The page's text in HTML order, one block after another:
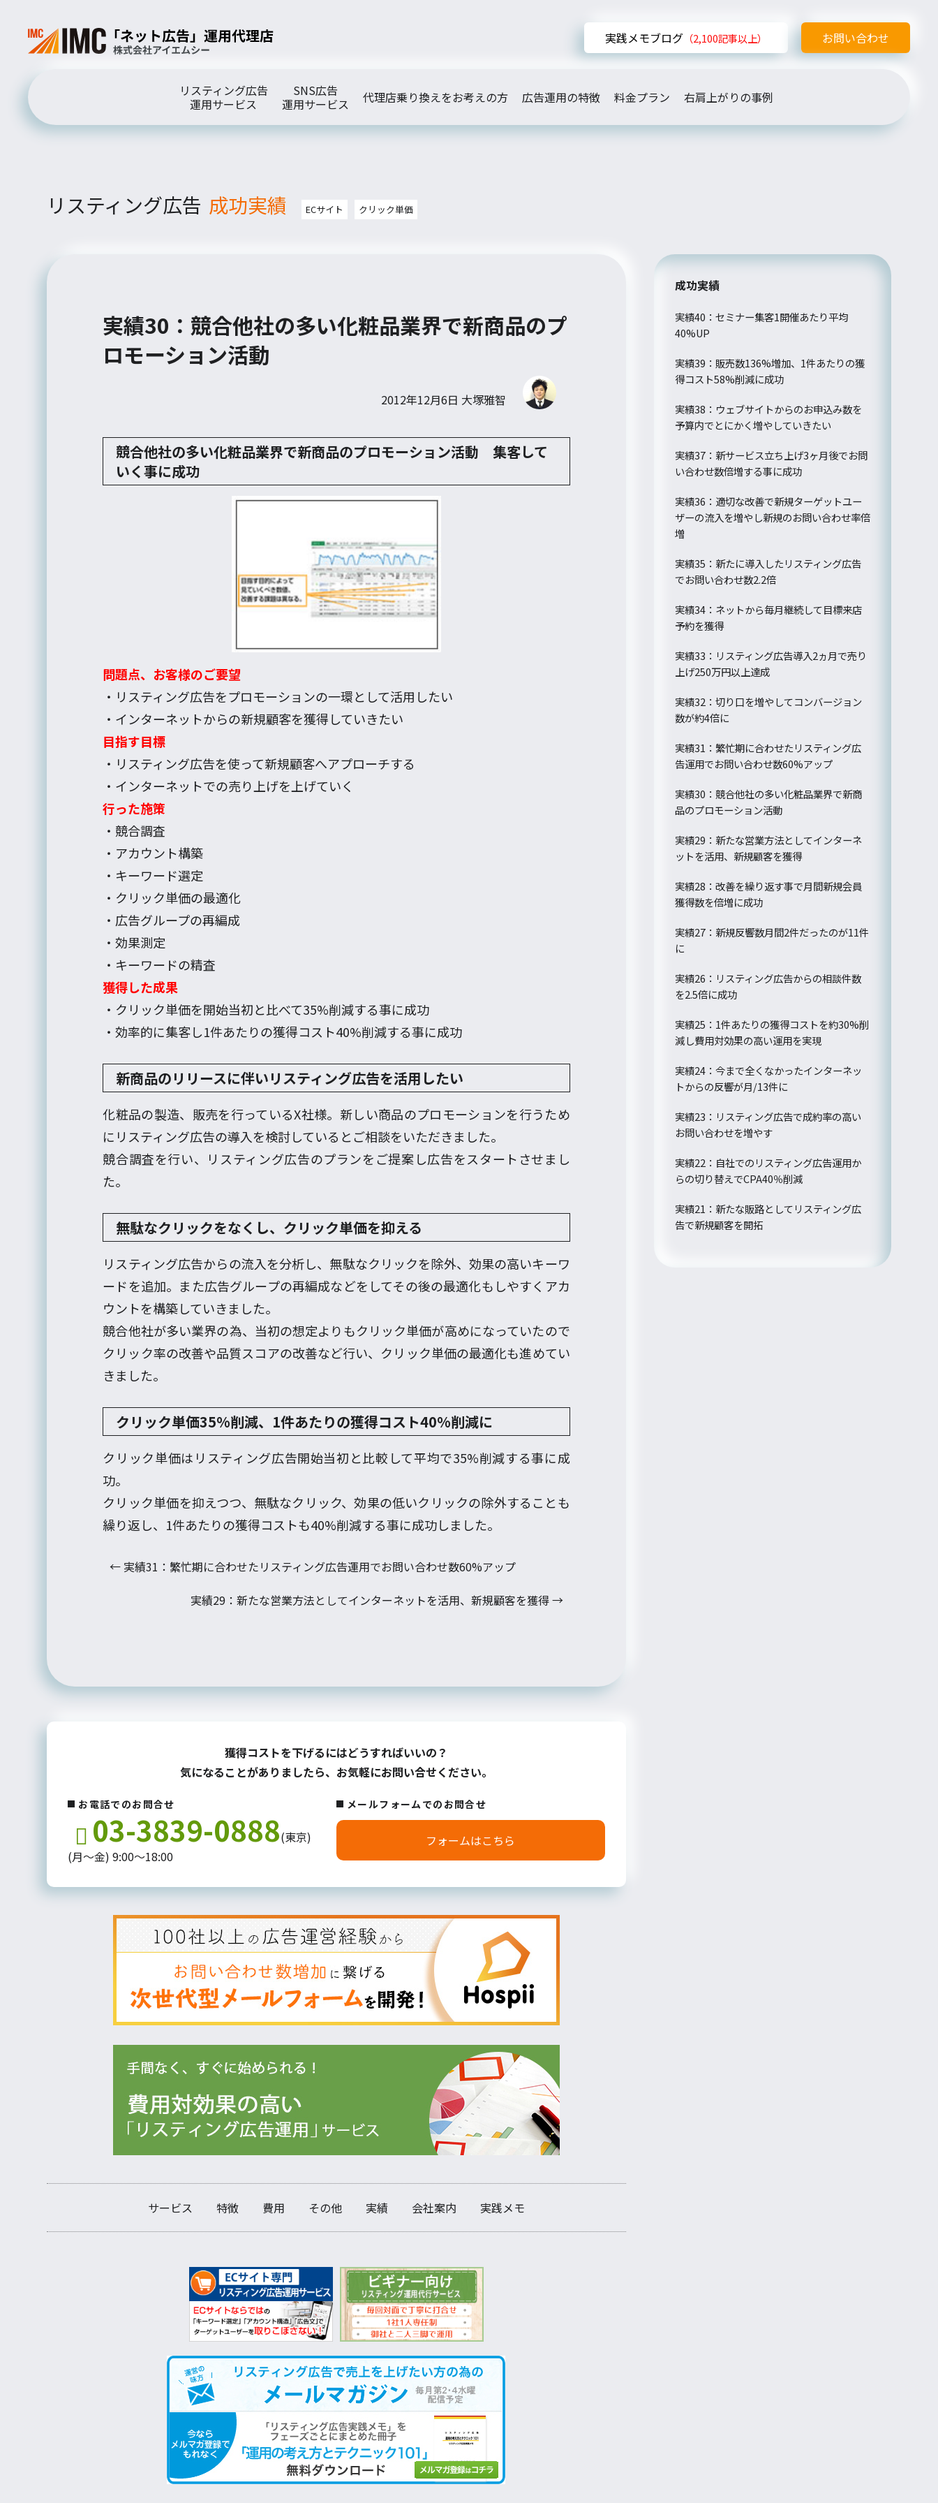
実践メモブログ（2,100記事以上） お問い合わせ
リスティング広告
運用サービス
SNS広告
運用サービス
代理店乗り換えをお考えの方 広告運用の特徴 料金プラン 右肩上がりの事例
リスティング広告 成功実績 ECサイト クリック単価
実績30：競合他社の多い化粧品業界で新商品のプ
ロモーション活動
2012年12月6日 大塚雅智
競合他社の多い化粧品業界で新商品のプロモーション活動 集客して
いく事に成功
問題点、お客様のご要望
・リスティング広告をプロモーションの一環として活用したい
・インターネットからの新規顧客を獲得していきたい
目指す目標
・リスティング広告を使って新規顧客へアプローチする
・インターネットでの売り上げを上げていく
行った施策
・競合調査
・アカウント構築
・キーワード選定
・クリック単価の最適化
・広告グループの再編成
・効果測定
・キーワードの精査
獲得した成果
・クリック単価を開始当初と比べて35%削減する事に成功
・効率的に集客し1件あたりの獲得コスト40%削減する事に成功
新商品のリリースに伴いリスティング広告を活用したい
化粧品の製造、販売を行っているX社様。新しい商品のプロモーションを行うため
にリスティング広告の導入を検討しているとご相談をいただきました。
競合調査を行い、リスティング広告のプランをご提案し広告をスタートさせまし
た。
無駄なクリックをなくし、クリック単価を抑える
リスティング広告からの流入を分析し、無駄なクリックを除外、効果の高いキーワ
ードを追加。また広告グループの再編成などをしてその後の最適化もしやすくアカ
ウントを構築していきました。
競合他社が多い業界の為、当初の想定よりもクリック単価が高めになっていたので
クリック率の改善や品質スコアの改善など行い、クリック単価の最適化も進めてい
きました。
クリック単価35%削減、1件あたりの獲得コスト40%削減に
クリック単価はリスティング広告開始当初と比較して平均で35%削減する事に成
功。
クリック単価を抑えつつ、無駄なクリック、効果の低いクリックの除外することも
繰り返し、1件あたりの獲得コストも40%削減する事に成功しました。
← 実績31：繁忙期に合わせたリスティング広告運用でお問い合わせ数60%アップ
実績29：新たな営業方法としてインターネットを活用、新規顧客を獲得→
獲得コストを下げるにはどうすればいいの？
気になることがありましたら、お気軽にお問い合せください。
お電話でのお問合せ
03-3839-0888(東京)
(月～金) 9:00～18:00
メールフォームでのお問合せ
フォームはこちら
サービス 特徴 費用 その他 実績 会社案内 実践メモ
成功実績
実績40：セミナー集客1開催あたり平均
40%UP
実績39：販売数136%増加、1件あたりの獲
得コスト58%削減に成功
実績38：ウェブサイトからのお申込み数を
予算内でとにかく増やしていきたい
実績37：新サービス立ち上げ3ヶ月後でお問
い合わせ数倍増する事に成功
実績36：適切な改善で新規ターゲットユー
ザーの流入を増やし新規のお問い合わせ率倍
増
実績35：新たに導入したリスティング広告
でお問い合わせ数2.2倍
実績34：ネットから毎月継続して目標来店
予約を獲得
実績33：リスティング広告導入2ヵ月で売り
上げ250万円以上達成
実績32：切り口を増やしてコンバージョン
数が約4倍に
実績31：繁忙期に合わせたリスティング広
告運用でお問い合わせ数60%アップ
実績30：競合他社の多い化粧品業界で新商
品のプロモーション活動
実績29：新たな営業方法としてインターネ
ットを活用、新規顧客を獲得
実績28：改善を繰り返す事で月間新規会員
獲得数を倍増に成功
実績27：新規反響数月間2件だったのが11件
に
実績26：リスティング広告からの相談件数
を2.5倍に成功
実績25：1件あたりの獲得コストを約30%削
減し費用対効果の高い運用を実現
実績24：今まで全くなかったインターネッ
トからの反響が月/13件に
実績23：リスティング広告で成約率の高い
お問い合わせを増やす
実績22：自社でのリスティング広告運用か
らの切り替えでCPA40％削減
実績21：新たな販路としてリスティング広
告で新規顧客を開拓